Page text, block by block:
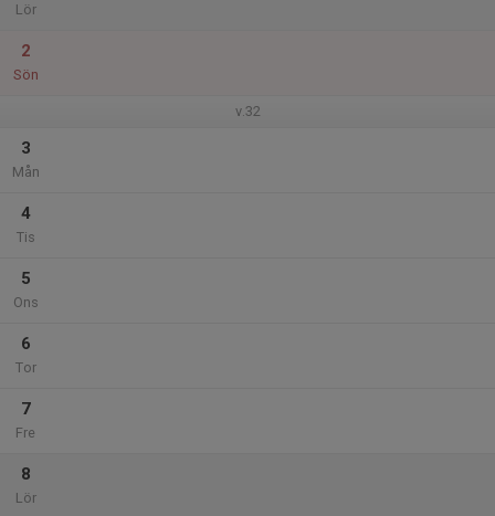
Lör
2
Sön
v.32
3
Mån
4
Tis
5
Ons
6
Tor
7
Fre
8
Lör